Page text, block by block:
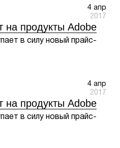
4 апр
2017
на продукты Adobe
в силу новый прайс-
4 апр
2017
на продукты Adobe
в силу новый прайс-